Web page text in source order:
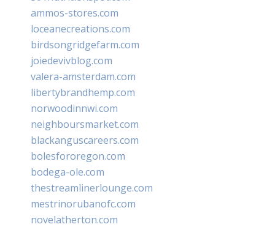
ammos-stores.com
loceanecreations.com
birdsongridgefarm.com
joiedevivblog.com
valera-amsterdam.com
libertybrandhemp.com
norwoodinnwi.com
neighboursmarket.com
blackanguscareers.com
bolesfororegon.com
bodega-ole.com
thestreamlinerlounge.com
mestrinorubanofc.com
novelatherton.com